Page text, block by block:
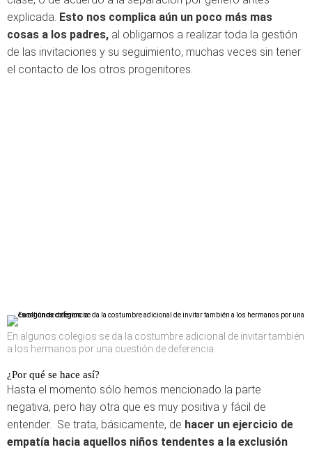
explicada. Esto nos complica aún un poco más mas
cosas a los padres, al obligarnos a realizar toda la gestión
de las invitaciones y su seguimiento, muchas veces sin tener
el contacto de los otros progenitores.
En algunos colegios se da la costumbre adicional de invitar también
a los hermanos por una cuestión de deferencia
¿Por qué se hace así?
Hasta el momento sólo hemos mencionado la parte
negativa, pero hay otra que es muy positiva y fácil de
entender. Se trata, básicamente, de hacer un ejercicio de
empatía hacia aquellos niños tendentes a la exclusión